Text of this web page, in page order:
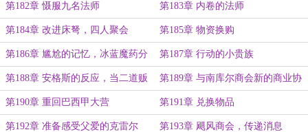
第182章 慑服九名法师 第183章 内卷的法师
第184章 改进床弩，四人聚会 第185章 物资换购
第186章 尴尬的记忆，冰蓝魔药分
配份额
第187章 行动的小贵族
第188章 安格斯的反应，当二道贩
子的想法
第189章 与南库尔商会新的商业协
议
第190章 重回巴西甲大营 第191章 兑换物品
第192章 准备感受父爱的克雷尔 第193章 飓风商会，传递消息